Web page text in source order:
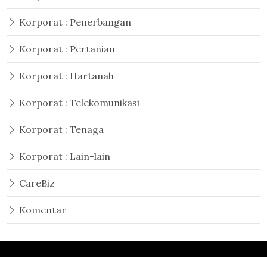
Korporat : Penerbangan
Korporat : Pertanian
Korporat : Hartanah
Korporat : Telekomunikasi
Korporat : Tenaga
Korporat : Lain-lain
CareBiz
Komentar